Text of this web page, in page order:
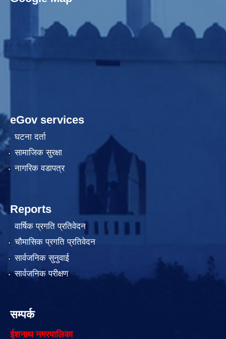
eGov services
घटना दर्ता
सामाजिक सुरक्षा
नागरिक वडापत्र
Reports
वार्षिक प्रगति प्रतिवेदन
चौमासिक प्रगति प्रतिवेदन
सार्वजनिक सुनुवाई
सार्वजनिक परीक्षण
सम्पर्क
ईशनाथ नगरपालिका